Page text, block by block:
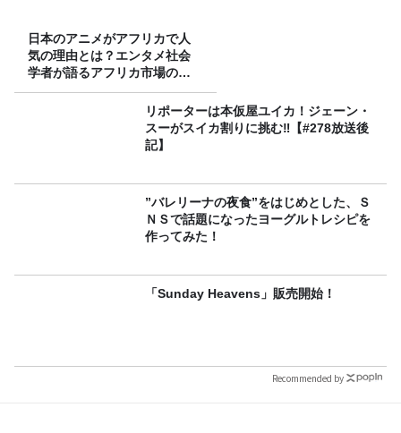
日本のアニメがアフリカで人
気の理由とは？エンタメ社会
学者が語るアフリカ市場のリ
アル
リポーターは本仮屋ユイカ！ジェーン・
スーがスイカ割りに挑む‼【#278放送後
記】
”バレリーナの夜食”をはじめとした、Ｓ
ＮＳで話題になったヨーグルトレシピを
作ってみた！
「Sunday Heavens」販売開始！
Recommended by